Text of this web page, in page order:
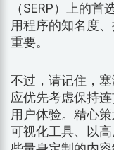
（SERP）上的
用程序的知名度
重要。
不过，请记住，
应优先考虑保持
用户体验。精心
可视化工具、以